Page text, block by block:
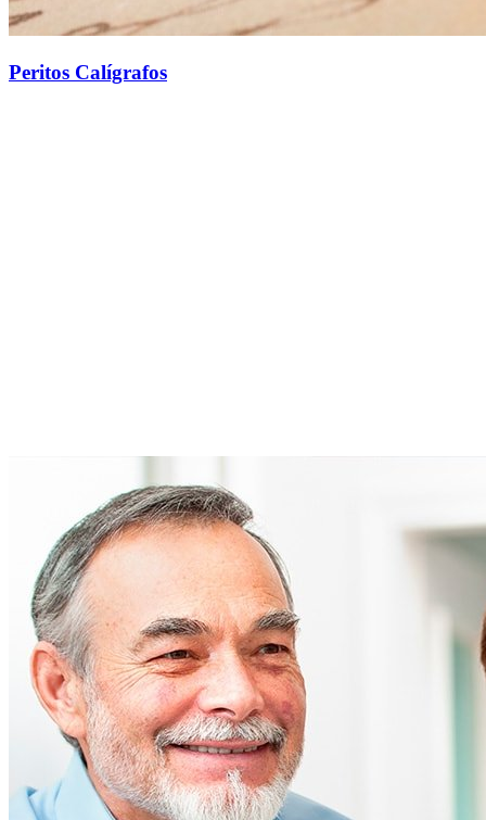
Peritos Calígrafos